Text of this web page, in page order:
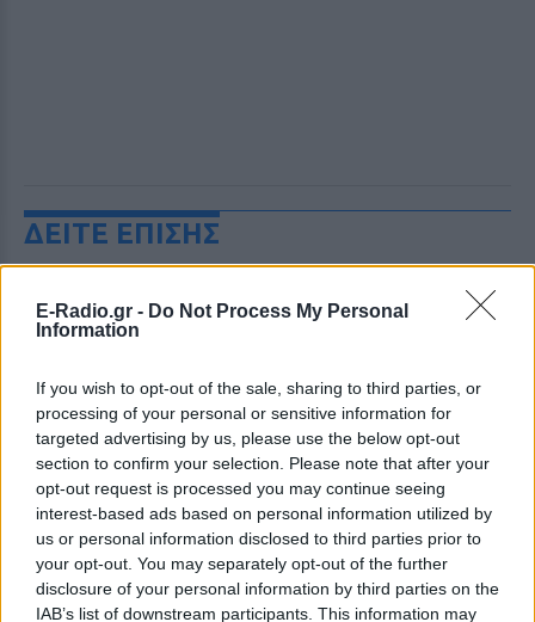
E-Radio.gr - Do Not Process My Personal
Information
If you wish to opt-out of the sale, sharing to third parties, or
processing of your personal or sensitive information for
targeted advertising by us, please use the below opt-out
section to confirm your selection. Please note that after your
opt-out request is processed you may continue seeing
interest-based ads based on personal information utilized by
us or personal information disclosed to third parties prior to
your opt-out. You may separately opt-out of the further
disclosure of your personal information by third parties on the
IAB’s list of downstream participants. This information may
ΔΕΙΤΕ ΕΠΙΣΗΣ
ΣΤΗΝ ΙΔΙΑ ΚΑΤΗΓΟΡΙΑ
19χρονο να οδηγείται με τη βία
για επιστράτευση ‑ Τι είναι το
«busification»
ΧΤΕΣ
Βίντεο που φέρεται να δείχνει βίαιη
μεταφορά άνδρα για στρατιωτική
επιστράτευση στην Ουκρανία
επαναφέρει τη συζήτηση για το λεγόμενο
«busification».
Ουκρανία: Βίντεο σοκ με